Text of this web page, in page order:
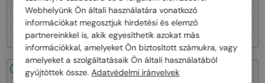
8505 - 001 - 57
100 000 Ft 118 000 Ft
186/3 - 001 - 59
119 000 Ft 130 000 Ft
48/72 -15% 48/72
Webhelyünk Ön általi használatára vonatkozó
információkat megosztjuk hirdetési és elemző
partnereinkkel is, akik egyesíthetik azokat más
információkkal, amelyeket Ön biztosított számukra, vagy
amelyeket a szolgáltatásaik Ön általi használatából
gyűjtöttek össze.Adatvédelmi irányelvek